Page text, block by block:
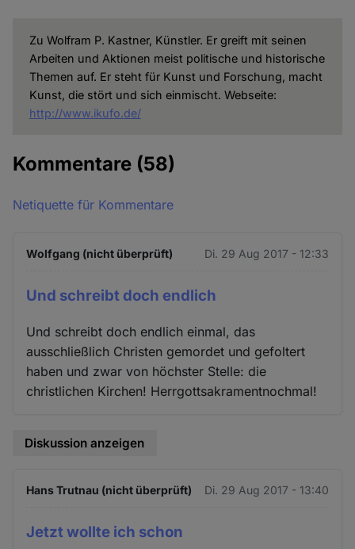
Zu Wolfram P. Kastner, Künstler. Er greift mit seinen
Arbeiten und Aktionen meist politische und historische
Themen auf. Er steht für Kunst und Forschung, macht
Kunst, die stört und sich einmischt. Webseite:
http://www.ikufo.de/
Kommentare (58)
Netiquette für Kommentare
Wolfgang (nicht überprüft) Di. 29 Aug 2017 - 12:33
Und schreibt doch endlich
Und schreibt doch endlich einmal, das
ausschließlich Christen gemordet und gefoltert
haben und zwar von höchster Stelle: die
christlichen Kirchen! Herrgottsakramentnochmal!
Diskussion anzeigen
Hans Trutnau (nicht überprüft) Di. 29 Aug 2017 - 13:40
Jetzt wollte ich schon